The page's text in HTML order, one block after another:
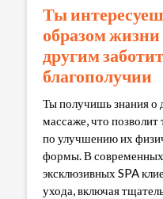
Ты
образом
другим
благополучии
Ты получишь знания о
массаже, что позволит
по улучшению их
формы. В
эксклюзивных SPA
ухода, включая